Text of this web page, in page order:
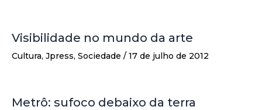
Visibilidade no mundo da arte
Cultura, Jpress, Sociedade / 17 de julho de 2012
Metrô: sufoco debaixo da terra